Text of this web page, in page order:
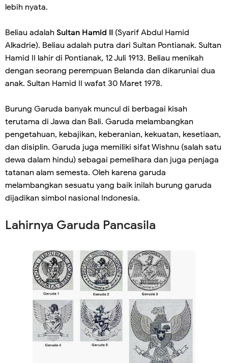
lebih nyata.
Beliau adalah Sultan Hamid II (Syarif Abdul Hamid
Alkadrie). Beliau adalah putra dari Sultan Pontianak. Sultan
Hamid II lahir di Pontianak, 12 Juli 1913. Beliau menikah
dengan seorang perempuan Belanda dan dikaruniai dua
anak. Sultan Hamid II wafat 30 Maret 1978.
Burung Garuda banyak muncul di berbagai kisah
terutama di Jawa dan Bali. Garuda melambangkan
pengetahuan, kebajikan, keberanian, kekuatan, kesetiaan,
dan disiplin. Garuda juga memiliki sifat Wishnu (salah satu
dewa dalam hindu) sebagai pemelihara dan juga penjaga
tatanan alam semesta. Oleh karena garuda
melambangkan sesuatu yang baik inilah burung garuda
dijadikan simbol nasional Indonesia.
Lahirnya Garuda Pancasila